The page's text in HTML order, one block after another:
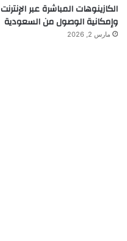
الكازينوهات المباشرة عبر الإنترنت
وإمكانية الوصول من السعودية
مارس 2, 2026